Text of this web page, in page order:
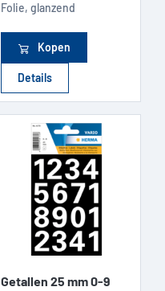
Folie, glanzend
Kopen
Details
Getallen 25 mm 0-9